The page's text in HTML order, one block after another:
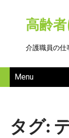
高齢
介護職員の仕
Menu
タグ: